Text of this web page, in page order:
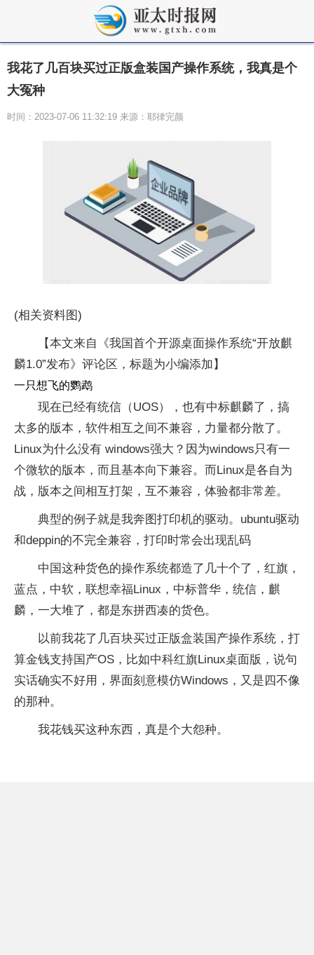
我花了几百块买过正版盒装国产操作系统，我真是个
大冤种
时间：2023-07-06 11:32:19 来源：耶律完颜
(相关资料图)
【本文来自《我国首个开源桌面操作系统“开放麒
麟1.0”发布》评论区，标题为小编添加】
一只想飞的鹦鹉
现在已经有统信（UOS），也有中标麒麟了，搞
太多的版本，软件相互之间不兼容，力量都分散了。
Linux为什么没有 windows强大？因为windows只有一
个微软的版本，而且基本向下兼容。而Linux是各自为
战，版本之间相互打架，互不兼容，体验都非常差。
典型的例子就是我奔图打印机的驱动。ubuntu驱动
和deppin的不完全兼容，打印时常会出现乱码
中国这种货色的操作系统都造了几十个了，红旗，
蓝点，中软，联想幸福Linux，中标普华，统信，麒
麟，一大堆了，都是东拼西凑的货色。
以前我花了几百块买过正版盒装国产操作系统，打
算金钱支持国产OS，比如中科红旗Linux桌面版，说句
实话确实不好用，界面刻意模仿Windows，又是四不像
的那种。
我花钱买这种东西，真是个大怨种。